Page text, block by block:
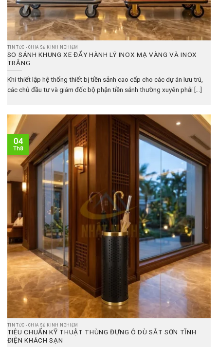
TIN TỨC - CHIA SẺ KINH NGHIỆM
SO SÁNH KHUNG XE ĐẨY HÀNH LÝ INOX MẠ VÀNG VÀ INOX
TRẮNG
Khi thiết lập hệ thống thiết bị tiền sảnh cao cấp cho các dự án lưu trú,
các chủ đầu tư và giám đốc bộ phận tiền sảnh thường xuyên phải [...]
TIN TỨC - CHIA SẺ KINH NGHIỆM
TIÊU CHUẨN KỸ THUẬT THÙNG ĐỰNG Ô DÙ SẮT SƠN TĨNH
ĐIỆN KHÁCH SẠN
04
Th8